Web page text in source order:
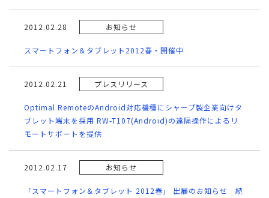
2012.02.28 お知らせ
スマートフォン＆タブレット2012春・開催中
2012.02.21 プレスリリース
Optimal RemoteのAndroid対応機種にシャープ製企業向けタ
ブレット端末を採用 RW-T107(Android)の遠隔操作によるリ
モートサポートを提供
2012.02.17 お知らせ
「スマートフォン＆タブレット 2012春」 出展のお知らせ 続